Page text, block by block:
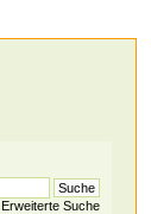
Erweiterte Suche